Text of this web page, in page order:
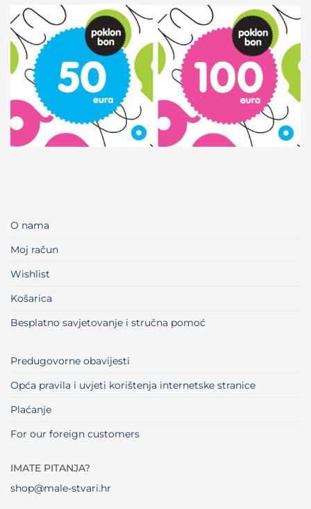
O nama
Moj račun
Wishlist
Košarica
Besplatno savjetovanje i stručna pomoć
Predugovorne obavijesti
Opća pravila i uvjeti korištenja internetske stranice
Plaćanje
For our foreign customers
IMATE PITANJA?
shop@male-stvari.hr